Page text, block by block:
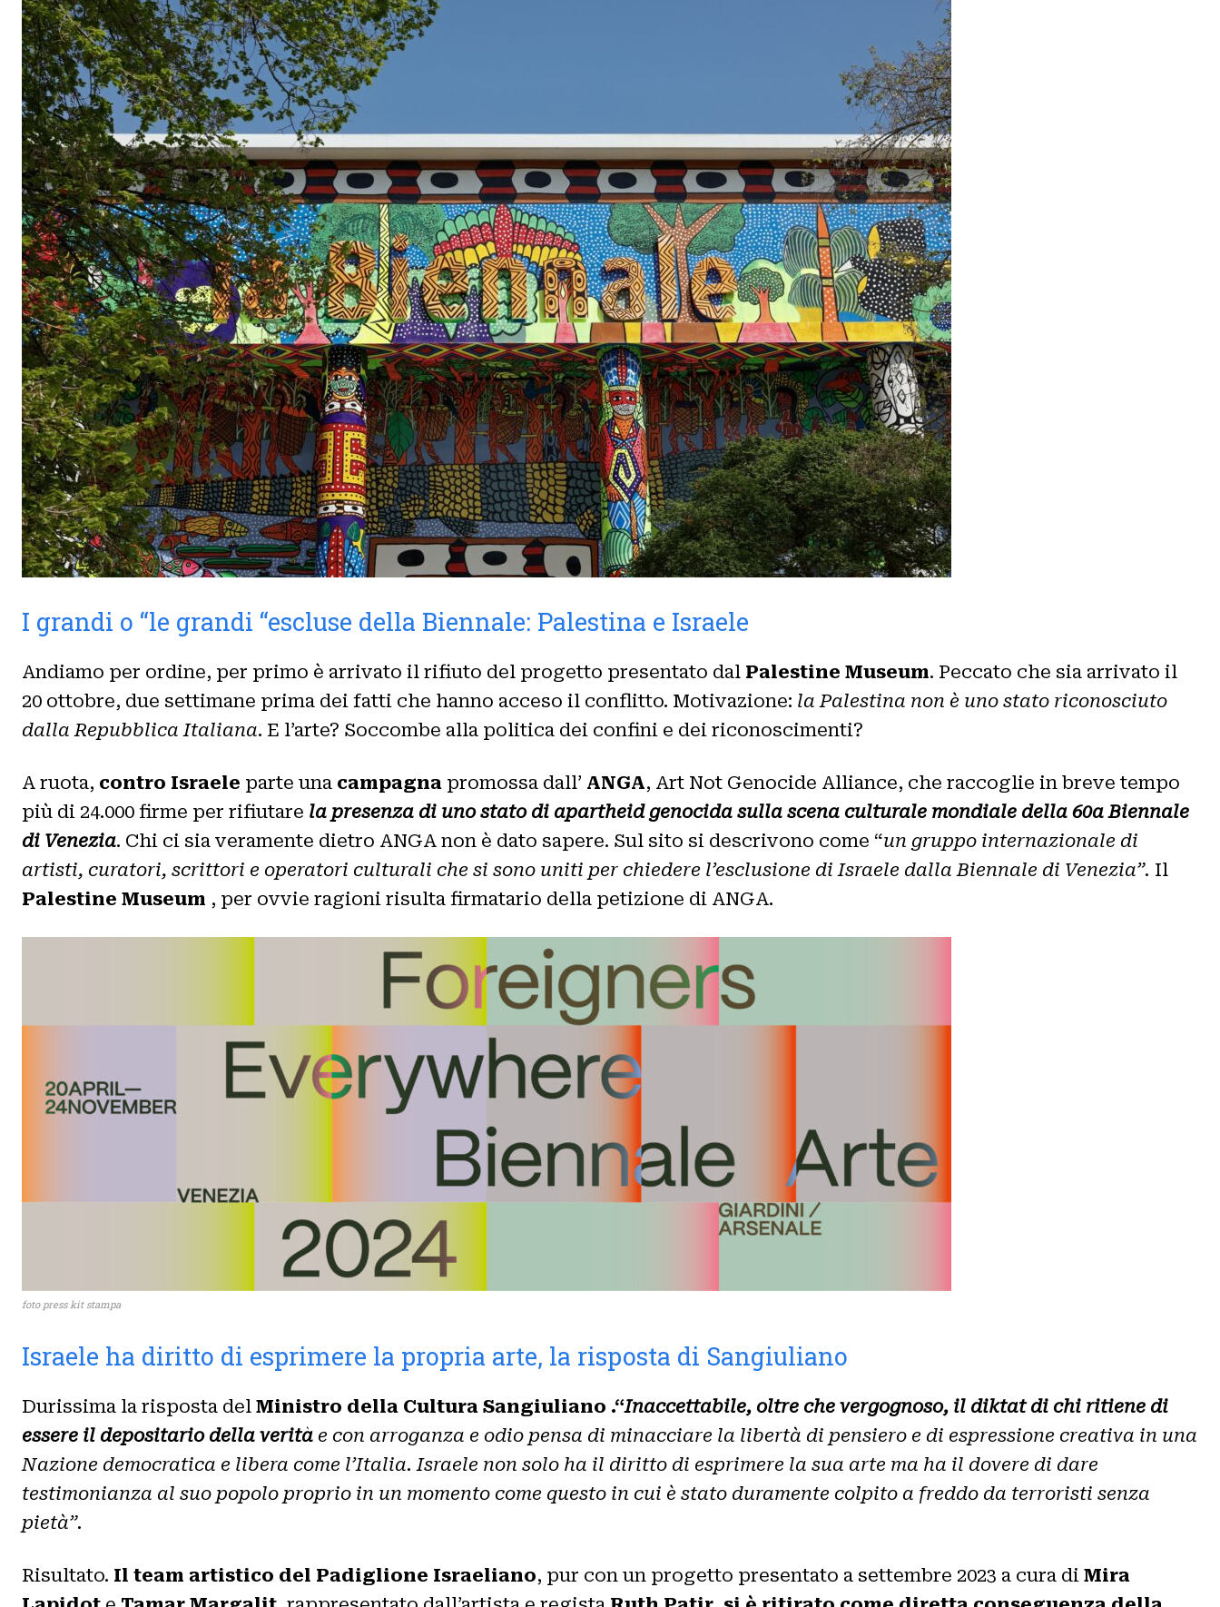
I grandi o “le grandi “escluse della Biennale: Palestina e Israele
Andiamo per ordine, per primo è arrivato il rifiuto del progetto presentato dal Palestine Museum. Peccato che sia arrivato il
20 ottobre, due settimane prima dei fatti che hanno acceso il conflitto. Motivazione: la Palestina non è uno stato riconosciuto
dalla Repubblica Italiana. E l’arte? Soccombe alla politica dei confini e dei riconoscimenti?
A ruota, contro Israele parte una campagna promossa dall’ ANGA, Art Not Genocide Alliance, che raccoglie in breve tempo
più di 24.000 firme per rifiutare la presenza di uno stato di apartheid genocida sulla scena culturale mondiale della 60a Biennale
di Venezia. Chi ci sia veramente dietro ANGA non è dato sapere. Sul sito si descrivono come “un gruppo internazionale di
artisti, curatori, scrittori e operatori culturali che si sono uniti per chiedere l’esclusione di Israele dalla Biennale di Venezia”. Il
Palestine Museum , per ovvie ragioni risulta firmatario della petizione di ANGA.
foto press kit stampa
Israele ha diritto di esprimere la propria arte, la risposta di Sangiuliano
Durissima la risposta del Ministro della Cultura Sangiuliano .“Inaccettabile, oltre che vergognoso, il diktat di chi ritiene di
essere il depositario della verità e con arroganza e odio pensa di minacciare la libertà di pensiero e di espressione creativa in una
Nazione democratica e libera come l’Italia. Israele non solo ha il diritto di esprimere la sua arte ma ha il dovere di dare
testimonianza al suo popolo proprio in un momento come questo in cui è stato duramente colpito a freddo da terroristi senza
pietà”.
Risultato. Il team artistico del Padiglione Israeliano, pur con un progetto presentato a settembre 2023 a cura di Mira